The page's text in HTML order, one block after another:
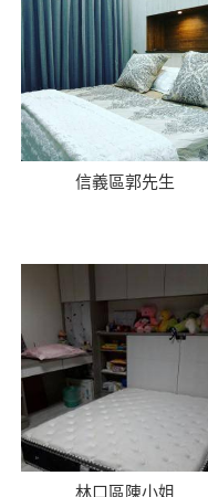
信義區郭先生
林口區陳小姐